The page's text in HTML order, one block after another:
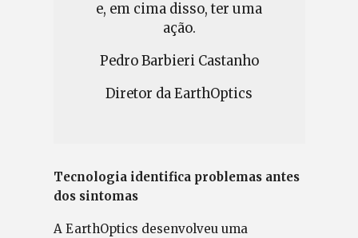
e, em cima disso, ter uma
ação.
Pedro Barbieri Castanho
Diretor da EarthOptics
Tecnologia identifica problemas antes
dos sintomas
A EarthOptics desenvolveu uma